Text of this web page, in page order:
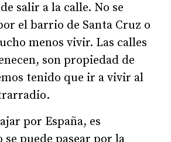
salir a la calle. No se
el barrio de Santa Cruz o
menos vivir. Las calles
son propiedad de
tenido que ir a vivir al
por España, es